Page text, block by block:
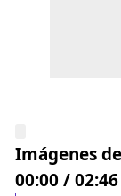
Imágenes
00:00 /02:46